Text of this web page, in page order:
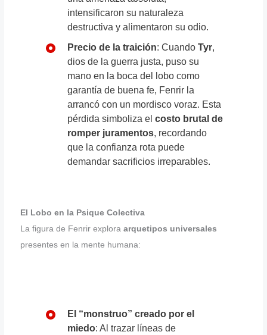
intensificaron su naturaleza
destructiva y alimentaron su odio.
Precio de la traición: Cuando Tyr,
dios de la guerra justa, puso su
mano en la boca del lobo como
garantía de buena fe, Fenrir la
arrancó con un mordisco voraz. Esta
pérdida simboliza el costo brutal de
romper juramentos, recordando
que la confianza rota puede
demandar sacrificios irreparables.
El Lobo en la Psique Colectiva
La figura de Fenrir explora arquetipos universales
presentes en la mente humana:
El “monstruo” creado por el
miedo: Al trazar líneas de